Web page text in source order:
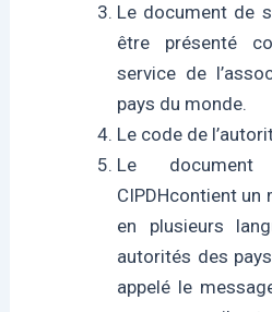
Le document de
être présenté
service de
pays du monde.
Le code de
Le
CIPDHcontient un
en plusieurs
autorités des
appelé le